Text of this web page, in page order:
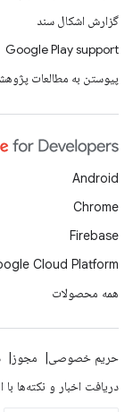
گزارش اشکال سند
Google Play support
پیوستن به مطالعات
Android
Chrome
Firebase
Cloud Platform
همه محصولات
حریم خصوصی مجوز
دریافت اخبار و نکته‌ها با